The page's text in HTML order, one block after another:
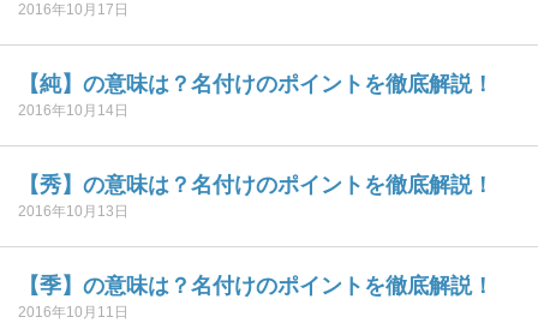
2016年10月17日
【純】の意味は？名付けのポイントを徹底解説！
2016年10月14日
【秀】の意味は？名付けのポイントを徹底解説！
2016年10月13日
【季】の意味は？名付けのポイントを徹底解説！
2016年10月11日